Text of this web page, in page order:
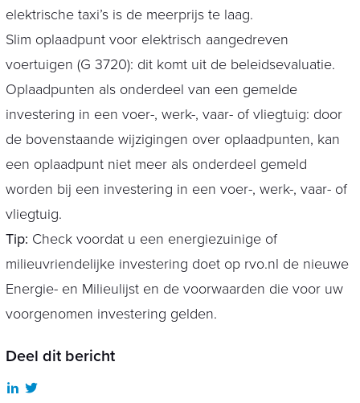
elektrische taxi’s is de meerprijs te laag.
Slim oplaadpunt voor elektrisch aangedreven
voertuigen (G 3720): dit komt uit de beleidsevaluatie.
Oplaadpunten als onderdeel van een gemelde
investering in een voer-, werk-, vaar- of vliegtuig: door
de bovenstaande wijzigingen over oplaadpunten, kan
een oplaadpunt niet meer als onderdeel gemeld
worden bij een investering in een voer-, werk-, vaar- of
vliegtuig.
Tip: Check voordat u een energiezuinige of
milieuvriendelijke investering doet op rvo.nl de nieuwe
Energie- en Milieulijst en de voorwaarden die voor uw
voorgenomen investering gelden.
Deel dit bericht